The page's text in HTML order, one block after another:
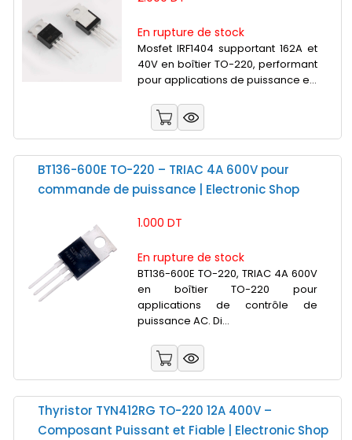
En rupture de stock
Mosfet IRF1404 supportant 162A et
40V en boîtier TO-220, performant
pour applications de puissance e...
BT136-600E TO-220 – TRIAC 4A 600V pour
commande de puissance | Electronic Shop
1.000 DT
En rupture de stock
BT136-600E TO-220, TRIAC 4A 600V
en boîtier TO-220 pour
applications de contrôle de
puissance AC. Di...
Thyristor TYN412RG TO-220 12A 400V –
Composant Puissant et Fiable | Electronic Shop